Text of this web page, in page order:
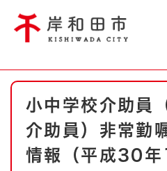
やさしい日本語
文字サイズ 標準
防災・緊急情報
ハザードマップ
本
小中学校介助員
介助員）非常勤
情報（平成30年